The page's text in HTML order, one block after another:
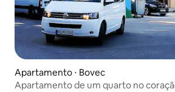
Apartamento ⋅ Bovec
Apartamento de um quarto no